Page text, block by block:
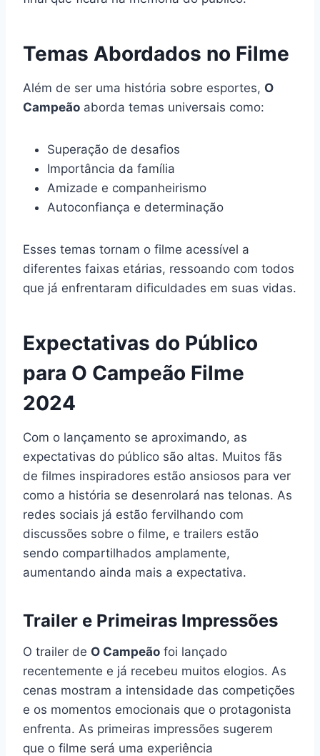
Temas Abordados no Filme
Além de ser uma história sobre esportes, O
Campeão aborda temas universais como:
Superação de desafios
Importância da família
Amizade e companheirismo
Autoconfiança e determinação
Esses temas tornam o filme acessível a
diferentes faixas etárias, ressoando com todos
que já enfrentaram dificuldades em suas vidas.
Expectativas do Público
para O Campeão Filme
2024
Com o lançamento se aproximando, as
expectativas do público são altas. Muitos fãs
de filmes inspiradores estão ansiosos para ver
como a história se desenrolará nas telonas. As
redes sociais já estão fervilhando com
discussões sobre o filme, e trailers estão
sendo compartilhados amplamente,
aumentando ainda mais a expectativa.
Trailer e Primeiras Impressões
O trailer de O Campeão foi lançado
recentemente e já recebeu muitos elogios. As
cenas mostram a intensidade das competições
e os momentos emocionais que o protagonista
enfrenta. As primeiras impressões sugerem
que o filme será uma experiência